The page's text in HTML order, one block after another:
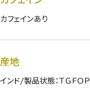
カフェインあり
産地
インド/製品状態：ＴＧＦＯＰ